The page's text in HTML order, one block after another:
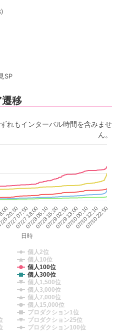
SP
移
れもインターバル時間を含みませ
ん。
日時
20:30
07/27 07:50
07/27 18:00
07/28 05:10
07/28 15:20
07/29 02:50
07/29 13:00
07/30 00:10
07/30 12:10
07/30 22:50
個人2位
個人10位
個人100位
個人300位
個人1,500位
個人3,000位
個人7,000位
個人15,000位
プロダクション1位
プロダクション25位
プロダクション100位